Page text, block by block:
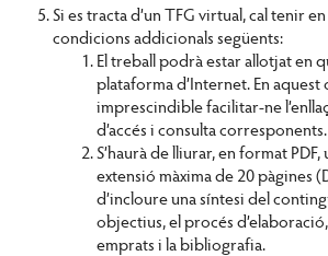
Si es tracta d’un TFG virtual, cal tenir
condicions addicionals següents:
El treball podrà estar allotjat en
plataforma d’Internet. En aquest
imprescindible facilitar-ne
d’accés i consulta corresponents.
S’haurà de lliurar, en format PDF,
extensió màxima de 20 pàgines
d’incloure una síntesi del
objectius, el procés
emprats i la bibliografia.